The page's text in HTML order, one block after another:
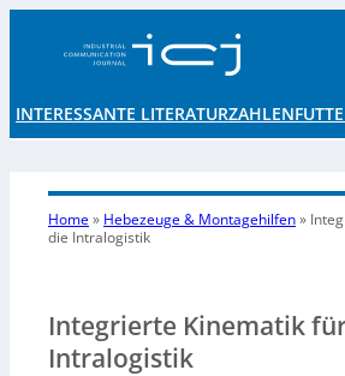
INTERESSANTE LITERATUR
Home» Hebezeuge & Montagehilfen»
die Intralogistik
Integrierte Kinematik
Intralogistik